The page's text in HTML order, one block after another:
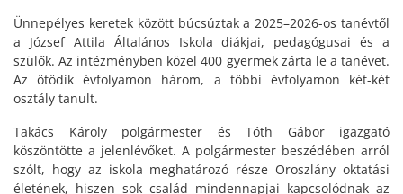
Ünnepélyes keretek között búcsúztak a 2025–2026-os tanévtől
a József Attila Általános Iskola diákjai, pedagógusai és a
szülők. Az intézményben közel 400 gyermek zárta le a tanévet.
Az ötödik évfolyamon három, a többi évfolyamon két-két
osztály tanult.
Takács Károly polgármester és Tóth Gábor igazgató
köszöntötte a jelenlévőket. A polgármester beszédében arról
szólt, hogy az iskola meghatározó része Oroszlány oktatási
életének, hiszen sok család mindennapjai kapcsolódnak az